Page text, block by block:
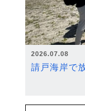
2026.07.08
請戸海岸で